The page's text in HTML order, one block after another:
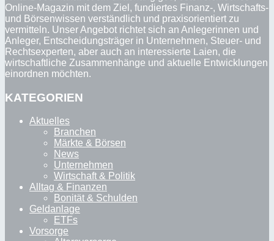
Online-Magazin mit dem Ziel, fundiertes Finanz-, Wirtschafts-
und Börsenwissen verständlich und praxisorientiert zu
vermitteln. Unser Angebot richtet sich an Anlegerinnen und
Anleger, Entscheidungsträger in Unternehmen, Steuer- und
Rechtsexperten, aber auch an interessierte Laien, die
wirtschaftliche Zusammenhänge und aktuelle Entwicklungen
einordnen möchten.
KATEGORIEN
Aktuelles
Branchen
Märkte & Börsen
News
Unternehmen
Wirtschaft & Politik
Alltag & Finanzen
Bonität & Schulden
Geldanlage
ETFs
Vorsorge